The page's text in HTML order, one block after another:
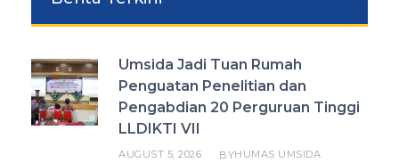
Umsida Jadi Tuan Rumah
Penguatan Penelitian dan
Pengabdian 20 Perguruan Tinggi
LLDIKTI VII
AUGUST 5, 2026 BYHUMAS UMSIDA